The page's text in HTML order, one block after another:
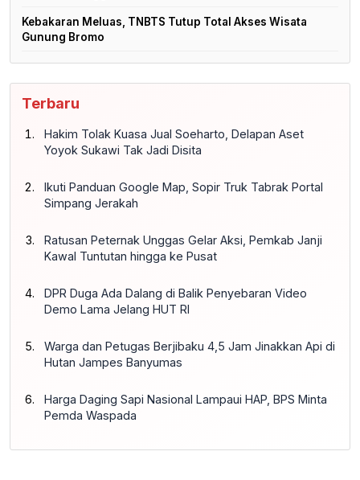
Kebakaran Meluas, TNBTS Tutup Total Akses Wisata
Gunung Bromo
Terbaru
Hakim Tolak Kuasa Jual Soeharto, Delapan Aset
Yoyok Sukawi Tak Jadi Disita
Ikuti Panduan Google Map, Sopir Truk Tabrak Portal
Simpang Jerakah
Ratusan Peternak Unggas Gelar Aksi, Pemkab Janji
Kawal Tuntutan hingga ke Pusat
DPR Duga Ada Dalang di Balik Penyebaran Video
Demo Lama Jelang HUT RI
Warga dan Petugas Berjibaku 4,5 Jam Jinakkan Api di
Hutan Jampes Banyumas
Harga Daging Sapi Nasional Lampaui HAP, BPS Minta
Pemda Waspada